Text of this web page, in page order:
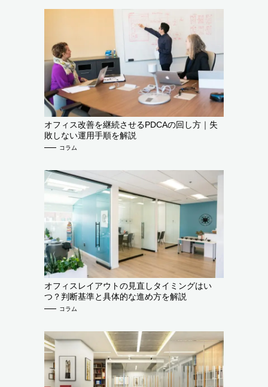
オフィス改善を継続させるPDCAの回し方｜失
敗しない運用手順を解説
コラム
オフィスレイアウトの見直しタイミングはい
つ？判断基準と具体的な進め方を解説
コラム